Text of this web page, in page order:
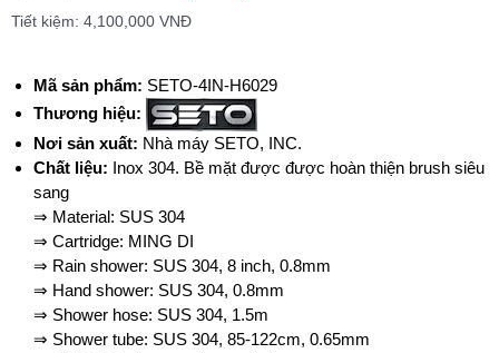
Tiết kiệm: 4,100,000 VNĐ
Mã sản phẩm: SETO-4IN-H6029
Thương hiệu:
Nơi sản xuất: Nhà máy SETO, INC.
Chất liệu: Inox 304. Bề mặt được được hoàn thiện brush siêu
sang
⇒ Material: SUS 304
⇒ Cartridge: MING DI
⇒ Rain shower: SUS 304, 8 inch, 0.8mm
⇒ Hand shower: SUS 304, 0.8mm
⇒ Shower hose: SUS 304, 1.5m
⇒ Shower tube: SUS 304, 85-122cm, 0.65mm